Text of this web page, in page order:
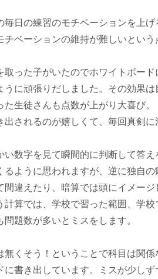
日の練習のモチベーションを上
ベーションの維持が難しいという
った子がいたのでホワイトボー
に頑張りだしました。その効果
生徒さんも点数が上がり大喜び。
されるのが嬉しくて、毎回真剣に
数字を見て瞬間的に判断して答え
ように思われますが、逆に独自
間違えたり、暗算では頭にイメー
計算では、学校で習った範囲、学
題数が多いとミスをします。
くそう！ということで科目は関
に書き出しています。ミスが少し